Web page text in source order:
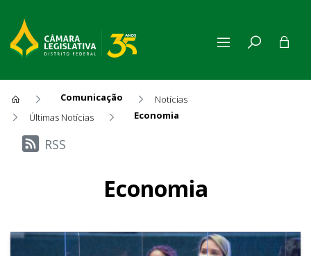
Comunicação
Notícias
Últimas Notícias
Economia
Últimas Notícias
RSS
Economia